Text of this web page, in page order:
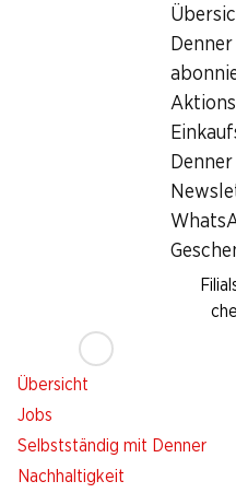
che
Denner Woche abonnieren
Über uns
Übersicht
Jobs
Selbstständig mit Denner
Nachhaltigkeit